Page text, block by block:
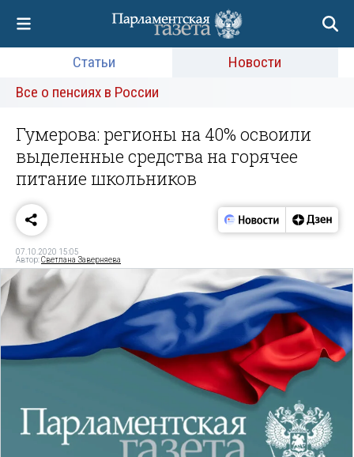
Статьи
Новости
Все о пенсиях в России
Гумерова: регионы на 40% освоили
выделенные средства на горячее
питание школьников
07.10.2020 15:05
Автор:Светлана Заверняева